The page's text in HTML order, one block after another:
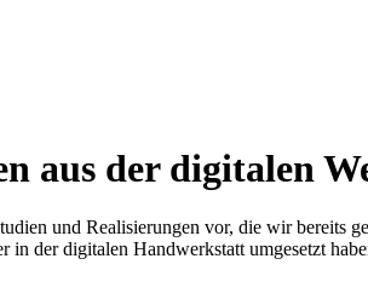
aus der digitalen
und Realisierungen vor, die wir bereits
in der digitalen Handwerkstatt umgesetzt